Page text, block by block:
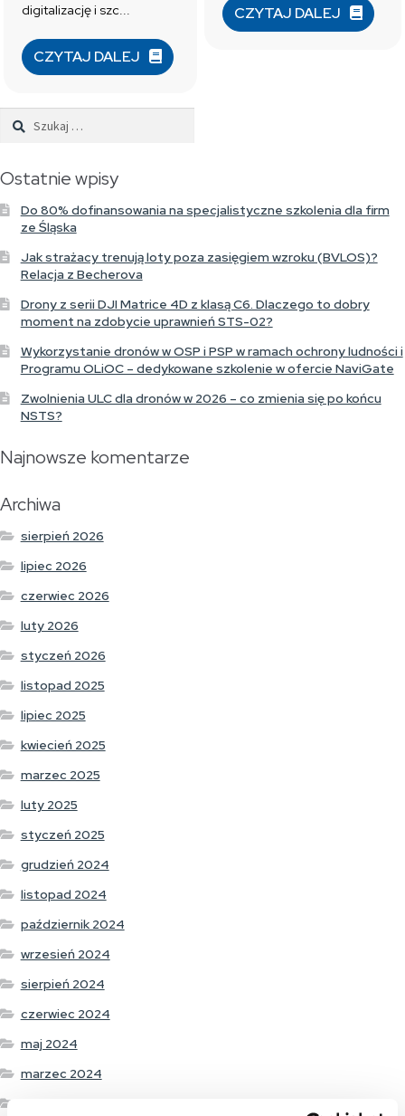
digitalizację i szc...
CZYTAJ DALEJ
CZYTAJ DALEJ
Szukaj:
Ostatnie wpisy
Do 80% dofinansowania na specjalistyczne szkolenia dla firm
ze Śląska
Jak strażacy trenują loty poza zasięgiem wzroku (BVLOS)?
Relacja z Becherova
Drony z serii DJI Matrice 4D z klasą C6. Dlaczego to dobry
moment na zdobycie uprawnień STS-02?
Wykorzystanie dronów w OSP i PSP w ramach ochrony ludności i
Programu OLiOC – dedykowane szkolenie w ofercie NaviGate
Zwolnienia ULC dla dronów w 2026 – co zmienia się po końcu
NSTS?
Najnowsze komentarze
Archiwa
sierpień 2026
lipiec 2026
czerwiec 2026
luty 2026
styczeń 2026
listopad 2025
lipiec 2025
kwiecień 2025
marzec 2025
luty 2025
styczeń 2025
grudzień 2024
listopad 2024
październik 2024
wrzesień 2024
sierpień 2024
czerwiec 2024
maj 2024
marzec 2024